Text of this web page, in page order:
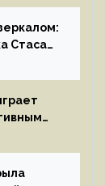
Стаса